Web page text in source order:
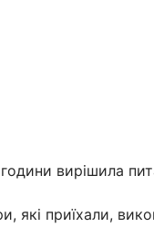
вирішила
які приїхали,